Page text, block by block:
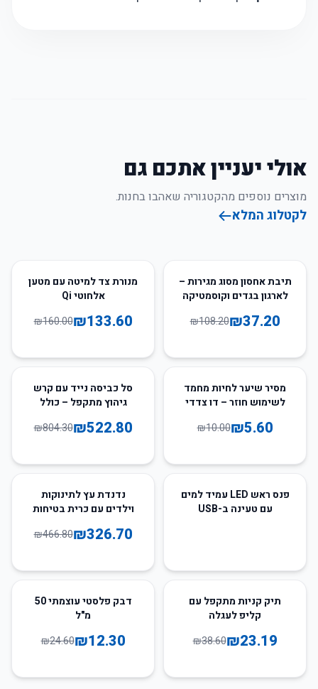
אולי יעניין אתכם גם
מוצרים נוספים מהקטגוריה שאהבו בחנות.
לקטלוג המלא
66%תיבת אחסון מסוג מגירות –
לארגון בגדים וקוסמטיקה
₪37.20
₪108.20
17%מנורת צד למיטה עם מטען
אלחוטי Qi
₪133.60
₪160.00
44
מסיר שיער לחיות מחמד
לשימוש חוזר – דו צדדי
₪5.60
₪10.00
35
סל כביסה נייד עם קרש
גיהוץ מתקפל – כולל
₪522.80
₪804.30
פנס ראש LED עמיד למים
עם טעינה ב-USB
נדנדת עץ לתינוקות
וילדים עם כרית בטיחות
₪326.70
₪466.80
40תיק קניות מתקפל עם
קליפ לעגלה
₪23.19
₪38.60
50
דבק פלסטי עוצמתי 50
מ"ל
₪12.30
₪24.60